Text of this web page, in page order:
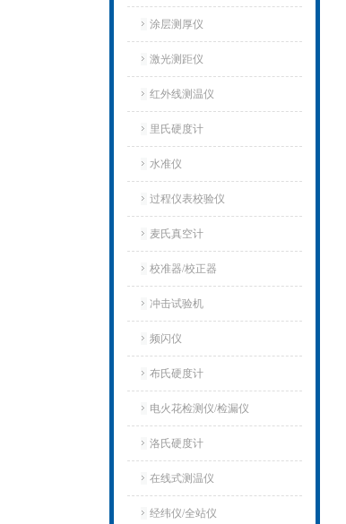
涂层测厚仪
激光测距仪
红外线测温仪
里氏硬度计
水准仪
过程仪表校验仪
麦氏真空计
校准器/校正器
冲击试验机
频闪仪
布氏硬度计
电火花检测仪/检漏仪
洛氏硬度计
在线式测温仪
经纬仪/全站仪